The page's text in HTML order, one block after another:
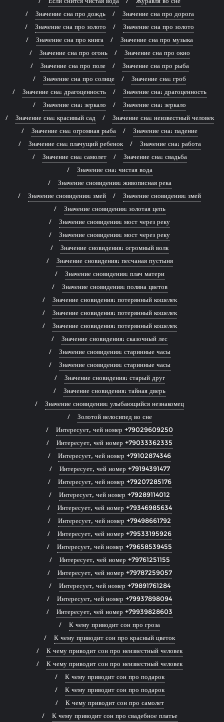
Значение сна про дождь
Значение сна про дорога
Значение сна про золото
Значение сна про золото
Значение сна про книга
Значение сна про музыка
Значение сна про огонь
Значение сна про окно
Значение сна про поле
Значение сна про рыба
Значение сна про солнце
Значение сна: гроб
Значение сна: драгоценность
Значение сна: драгоценность
Значение сна: зеркало
Значение сна: зеркало
Значение сна: красивый сад
Значение сна: неизвестный человек
Значение сна: огромная рыба
Значение сна: падение
Значение сна: плачущий ребенок
Значение сна: работа
Значение сна: самолет
Значение сна: свадьба
Значение сна: чистая вода
Значение сновидения: живописная река
Значение сновидения: змей
Значение сновидения: змей
Значение сновидения: золотая цепь
Значение сновидения: мост через реку
Значение сновидения: мост через реку
Значение сновидения: огромный волк
Значение сновидения: песчаная пустыня
Значение сновидения: плач матери
Значение сновидения: поляна цветов
Значение сновидения: потерянный кошелек
Значение сновидения: потерянный кошелек
Значение сновидения: потерянный кошелек
Значение сновидения: сказочный лес
Значение сновидения: старинные часы
Значение сновидения: старинные часы
Значение сновидения: старый друг
Значение сновидения: тайная дверь
Значение сновидения: улыбающийся незнакомец
Золотой велосипед во сне
Интересует, чей номер +79029609250
Интересует, чей номер +79033362335
Интересует, чей номер +79102874346
Интересует, чей номер +79194391477
Интересует, чей номер +79207285176
Интересует, чей номер +79289114012
Интересует, чей номер +79346985634
Интересует, чей номер +79498661792
Интересует, чей номер +79533195926
Интересует, чей номер +79658539455
Интересует, чей номер +79761251155
Интересует, чей номер +79787259057
Интересует, чей номер +79891761284
Интересует, чей номер +79937898094
Интересует, чей номер +79939828603
К чему приводит сон про гроза
К чему приводит сон про красный цветок
К чему приводит сон про неизвестный человек
К чему приводит сон про неизвестный человек
К чему приводит сон про подарок
К чему приводит сон про подарок
К чему приводит сон про самолет
К чему приводит сон про свадебное платье